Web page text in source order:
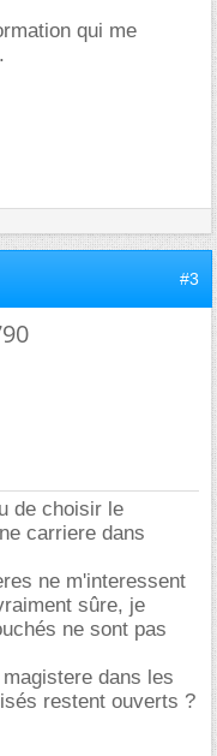
qui me
#3
de choisir le
carriere dans
ne m'interessent
sûre, je
ne sont pas
dans les
restent ouverts ?